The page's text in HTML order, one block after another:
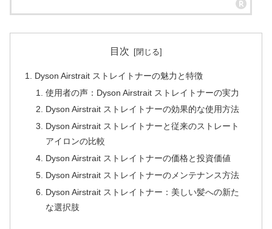
目次
Dyson Airstrait ストレイトナーの魅力と特徴
使用者の声：Dyson Airstrait ストレイトナーの実力
Dyson Airstrait ストレイトナーの効果的な使用方法
Dyson Airstrait ストレイトナーと従来のストレート
アイロンの比較
Dyson Airstrait ストレイトナーの価格と投資価値
Dyson Airstrait ストレイトナーのメンテナンス方法
Dyson Airstrait ストレイトナー：美しい髪への新た
な選択肢